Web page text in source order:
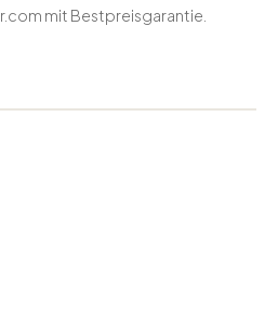
mit Bestpreisgarantie.